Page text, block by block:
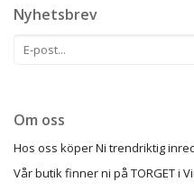
Nyhetsbrev
Om oss
Hos oss köper Ni trendriktig
Vår butik finner ni på TORGET i